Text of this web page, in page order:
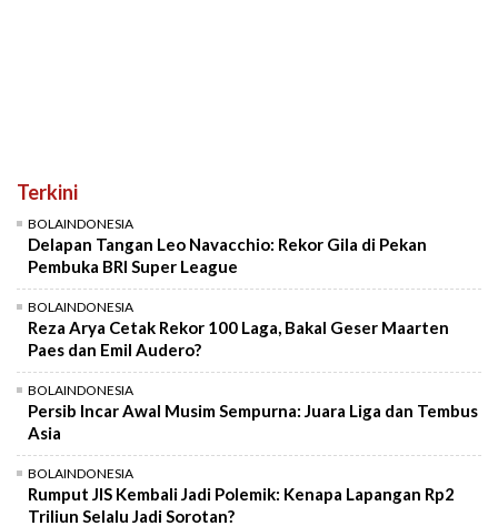
Terkini
BOLAINDONESIA
Delapan Tangan Leo Navacchio: Rekor Gila di Pekan
Pembuka BRI Super League
BOLAINDONESIA
Reza Arya Cetak Rekor 100 Laga, Bakal Geser Maarten
Paes dan Emil Audero?
BOLAINDONESIA
Persib Incar Awal Musim Sempurna: Juara Liga dan Tembus
Asia
BOLAINDONESIA
Rumput JIS Kembali Jadi Polemik: Kenapa Lapangan Rp2
Triliun Selalu Jadi Sorotan?